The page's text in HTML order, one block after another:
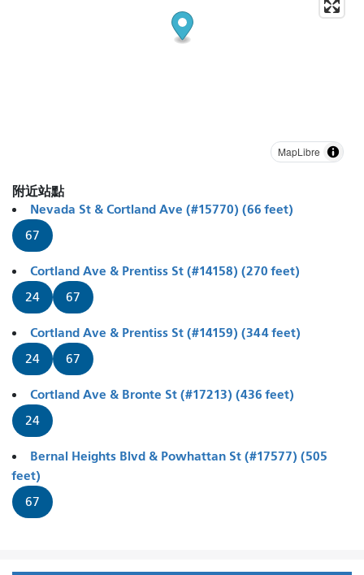
MapLibre
附近站點
Nevada St & Cortland Ave (#15770) (66 feet)
67
Cortland Ave & Prentiss St (#14158) (270 feet)
24 67
Cortland Ave & Prentiss St (#14159) (344 feet)
24 67
Cortland Ave & Bronte St (#17213) (436 feet)
24
Bernal Heights Blvd & Powhattan St (#17577) (505
feet)
67